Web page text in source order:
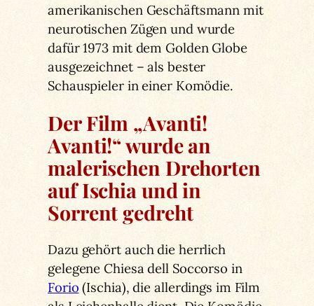
amerikanischen Geschäftsmann mit
neurotischen Zügen und wurde
dafür 1973 mit dem Golden Globe
ausgezeichnet – als bester
Schauspieler in einer Komödie.
Der Film „Avanti!
Avanti!“ wurde an
malerischen Drehorten
auf Ischia und in
Sorrent gedreht
Dazu gehört auch die herrlich
gelegene Chiesa dell Soccorso in
Forio (Ischia), die allerdings im Film